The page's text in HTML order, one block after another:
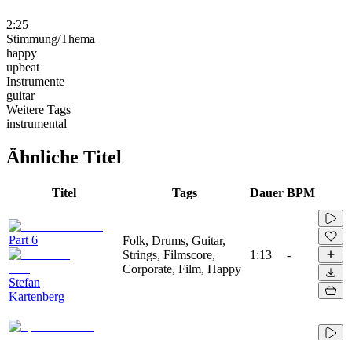
2:25
Stimmung/Thema
happy
upbeat
Instrumente
guitar
Weitere Tags
instrumental
Ähnliche Titel
Titel Tags Dauer BPM
Part 6
Stefan
Kartenberg
Folk, Drums, Guitar,
Strings, Filmscore,
Corporate, Film, Happy
1:13 -